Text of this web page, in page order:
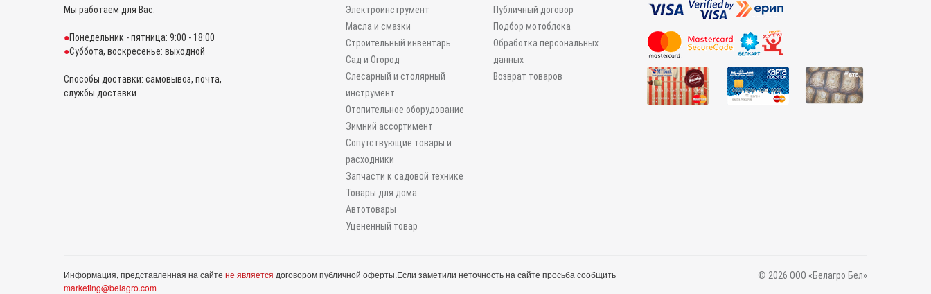
Мы работаем для Вас:
Понедельник - пятница: 9:00 - 18:00
Суббота, воскресенье: выходной
Способы доставки: самовывоз, почта,
службы доставки
Электроинструмент
Масла и смазки
Строительный инвентарь
Сад и Огород
Слесарный и столярный
инструмент
Отопительное оборудование
Зимний ассортимент
Сопутствующие товары и
расходники
Запчасти к садовой технике
Товары для дома
Автотовары
Уцененный товар
Публичный договор
Подбор мотоблока
Обработка персональных
данных
Возврат товаров
Информация, представленная на сайте не является договором публичной оферты.Если заметили неточность на сайте просьба сообщить
marketing@belagro.com
© 2026 ООО «Белагро Бел»